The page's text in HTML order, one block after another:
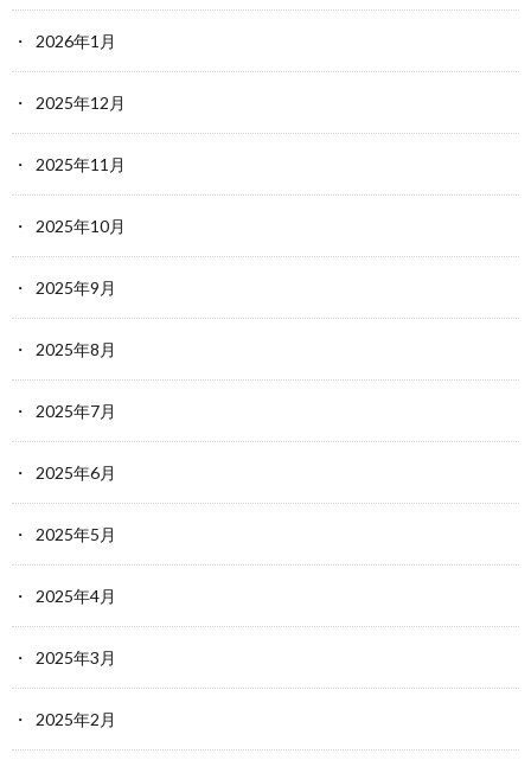
2026年1月
2025年12月
2025年11月
2025年10月
2025年9月
2025年8月
2025年7月
2025年6月
2025年5月
2025年4月
2025年3月
2025年2月